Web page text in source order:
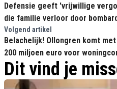
Defensie geeft 'vrijwillige
die familie verloor door
Volgend artikel
Belachelijk! Ollongren komt
200 miljoen euro voor
Dit vind je